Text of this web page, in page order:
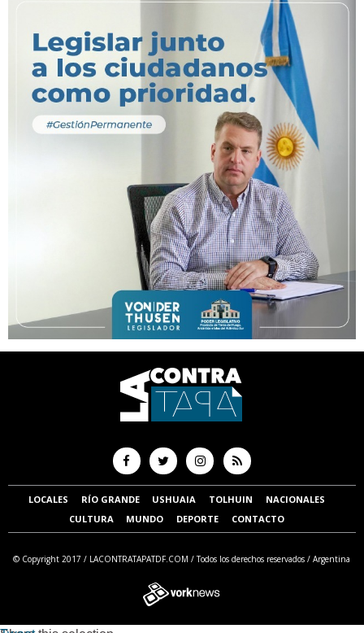
LOCALES RÍO GRANDE USHUAIA TOLHUIN
NACIONALES
CULTURA
MUNDO DEPORTE CONTACTO
© Copyright 2017 / LACONTRATAPATDF.COM / Todos los derechos reservados / Argentina